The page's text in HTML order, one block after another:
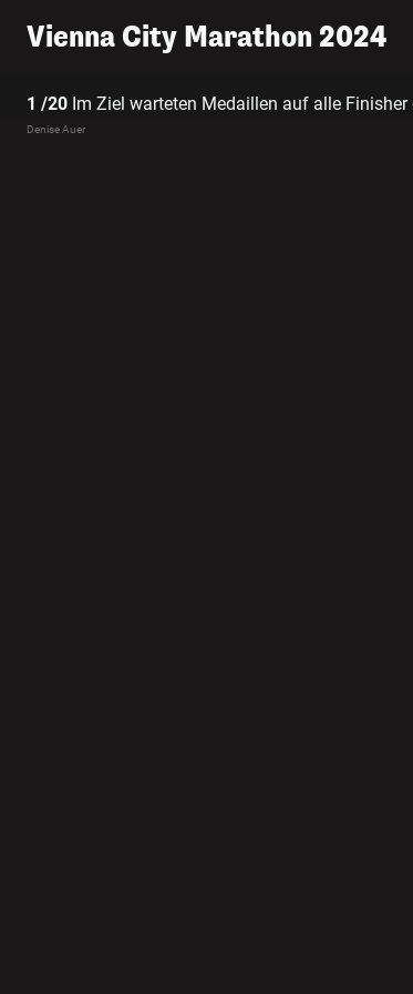
Vienna City Marathon 2024
1 /20 Im Ziel warteten Medaillen auf alle
Denise Auer